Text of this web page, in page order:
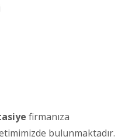
firmanıza
bulunmaktadır.